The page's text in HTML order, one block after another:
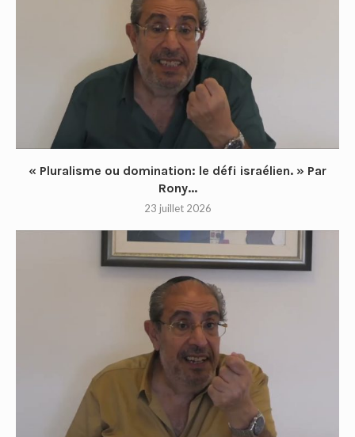
« Pluralisme ou domination: le défi israélien. » Par
Rony...
23 juillet 2026